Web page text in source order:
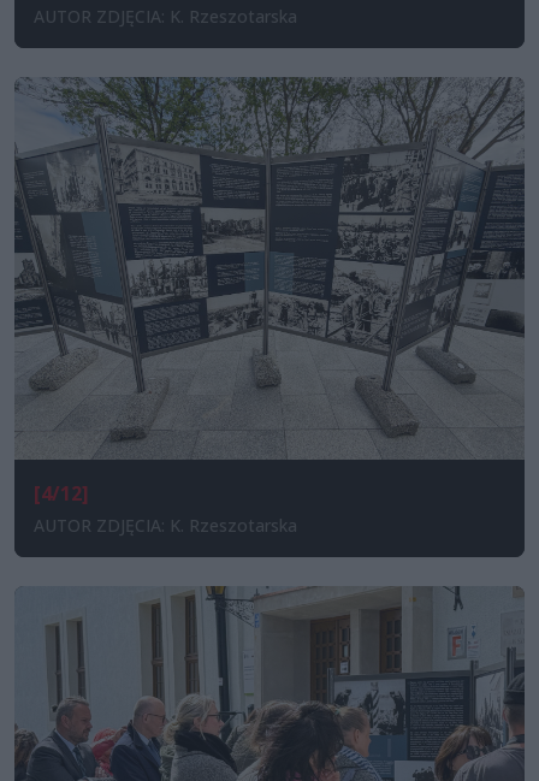
AUTOR ZDJĘCIA: K. Rzeszotarska
[4/12]
AUTOR ZDJĘCIA: K. Rzeszotarska